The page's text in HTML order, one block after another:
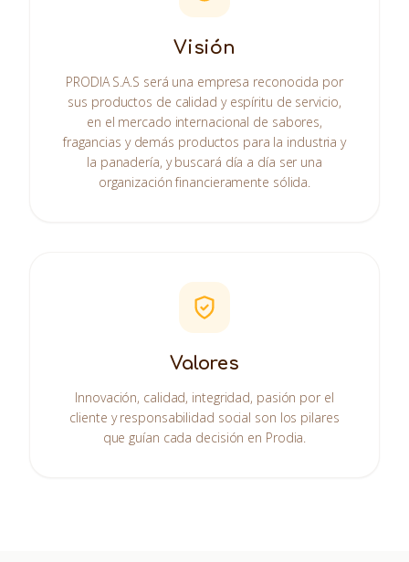
Visión
PRODIA S.A.S será una empresa reconocida por
sus productos de calidad y espíritu de servicio,
en el mercado internacional de sabores,
fragancias y demás productos para la industria y
la panadería, y buscará día a día ser una
organización financieramente sólida.
Valores
Innovación, calidad, integridad, pasión por el
cliente y responsabilidad social son los pilares
que guían cada decisión en Prodia.